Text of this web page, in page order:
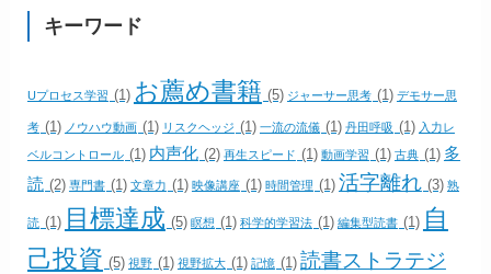
キーワード
Uプロセス学習 (1) お薦め書籍 (5) ジャーサー思考 (1) デモサー思
考 (1) ノウハウ動画 (1) リスクヘッジ (1) 一流の流儀 (1) 丹田呼吸 (1) 入力レ
ベルコントロール (1) 内声化 (2) 再生スピード (1) 動画学習 (1) 古典 (1) 多
読 (2) 専門書 (1) 文章力 (1) 映像講座 (1) 時間管理 (1) 活字離れ (3) 熟
読 (1) 目標達成 (5) 瞑想 (1) 科学的学習法 (1) 編集型読書 (1) 自
己投資 (5) 視野 (1) 視野拡大 (1) 記憶 (1) 読書ストラテジ